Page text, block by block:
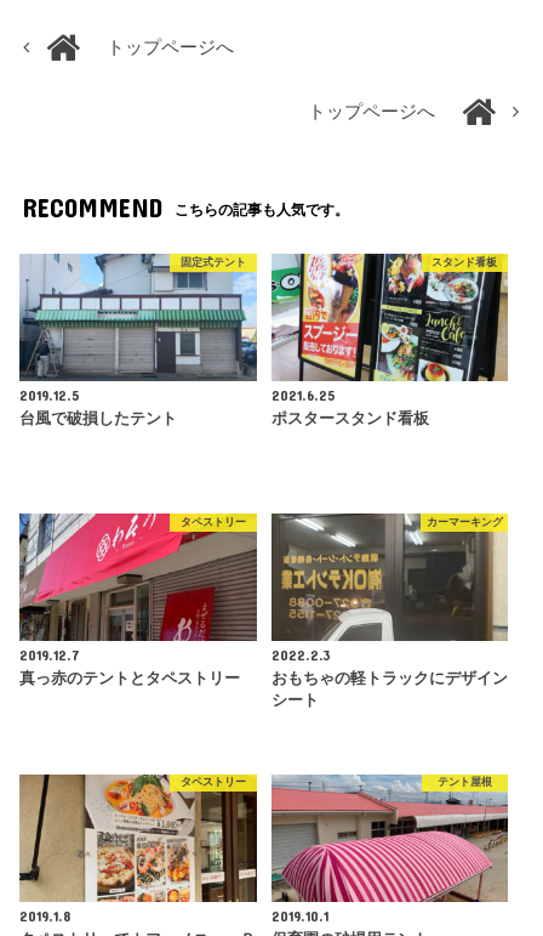
トップページへ
トップページへ
RECOMMEND こちらの記事も人気です。
固定式テント
2019.12.5
台風で破損したテント
スタンド看板
2021.6.25
ポスタースタンド看板
タペストリー
2019.12.7
真っ赤のテントとタペストリー
カーマーキング
2022.2.3
おもちゃの軽トラックにデザイン
シート
タペストリー
2019.1.8
テント屋根
2019.10.1